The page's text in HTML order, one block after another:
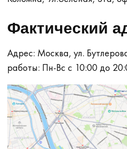
Фактический
Адрес: Москва, ул.
работы: Пн-Вс с 10:00 до